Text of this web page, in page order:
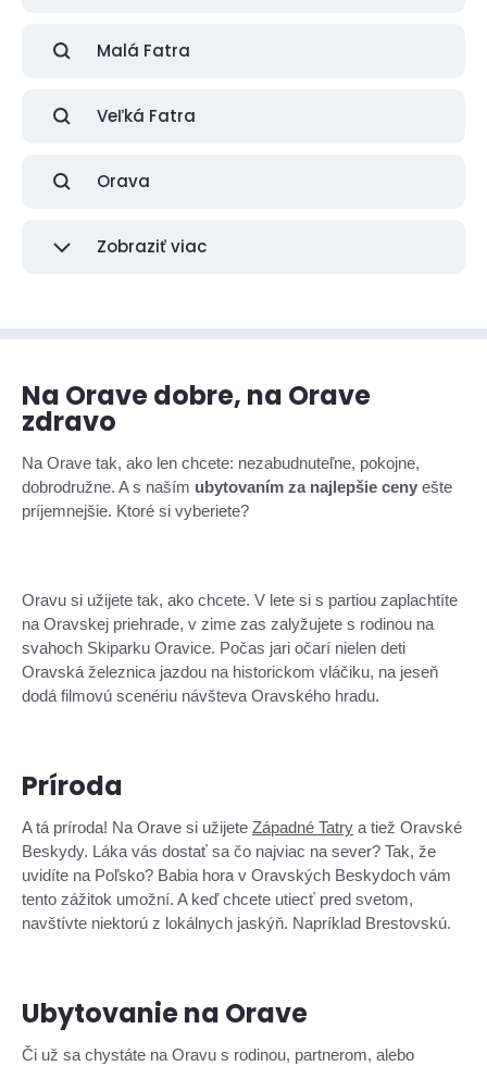
Malá Fatra
Veľká Fatra
Orava
Zobraziť viac
Na Orave dobre, na Orave
zdravo
Na Orave tak, ako len chcete: nezabudnuteľne, pokojne,
dobrodružne. A s naším ubytovaním za najlepšie ceny ešte
príjemnejšie. Ktoré si vyberiete?
Oravu si užijete tak, ako chcete. V lete si s partiou zaplachtíte
na Oravskej priehrade, v zime zas zalyžujete s rodinou na
svahoch Skiparku Oravice. Počas jari očarí nielen deti
Oravská železnica jazdou na historickom vláčiku, na jeseň
dodá filmovú scenériu návšteva Oravského hradu.
Príroda
A tá príroda! Na Orave si užijete Západné Tatry a tiež Oravské
Beskydy. Láka vás dostať sa čo najviac na sever? Tak, že
uvidíte na Poľsko? Babia hora v Oravských Beskydoch vám
tento zážitok umožní. A keď chcete utiecť pred svetom,
navštívte niektorú z lokálnych jaskýň. Napríklad Brestovskú.
Ubytovanie na Orave
Či už sa chystáte na Oravu s rodinou, partnerom, alebo